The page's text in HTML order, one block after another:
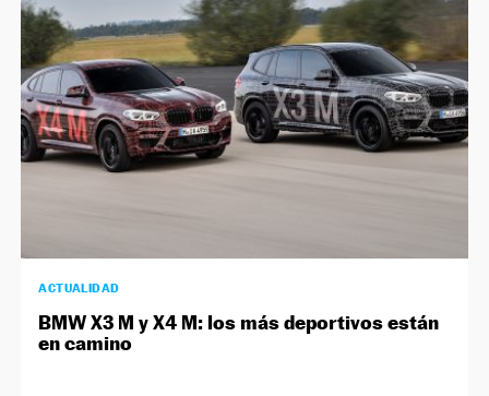
ACTUALIDAD
BMW X3 M y X4 M: los más deportivos están
en camino